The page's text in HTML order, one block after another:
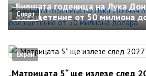
Спорт
Бившата годеница на Лука
обезщетение от 50 милиона
Екран
„Матрицата 5“ ще излезе след